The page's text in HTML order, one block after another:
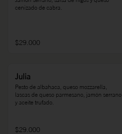
cenizado de cabra.
$29.000
Julia
Pesto de albahaca, queso mozzarella,
lascas de queso parmesano, jamón serrano
y aceite trufado.
$29.000